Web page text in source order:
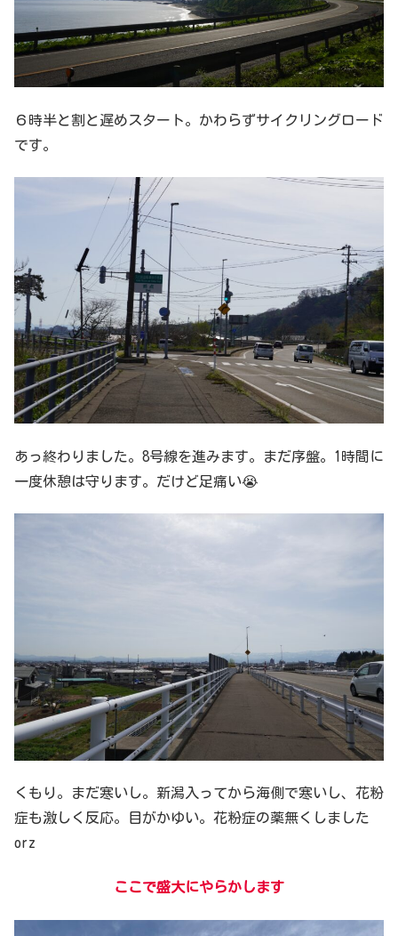
６時半と割と遅めスタート。かわらずサイクリングロード
です。
あっ終わりました。8号線を進みます。まだ序盤。1時間に
一度休憩は守ります。だけど足痛い😭
くもり。まだ寒いし。新潟入ってから海側で寒いし、花粉
症も激しく反応。目がかゆい。花粉症の薬無くしました
orz
ここで盛大にやらかします